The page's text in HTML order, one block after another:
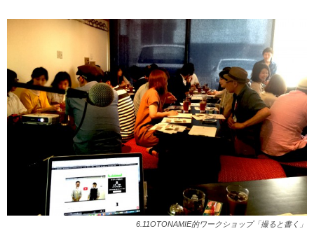
6.11OTONAMIE的ワークショップ「撮ると書く」